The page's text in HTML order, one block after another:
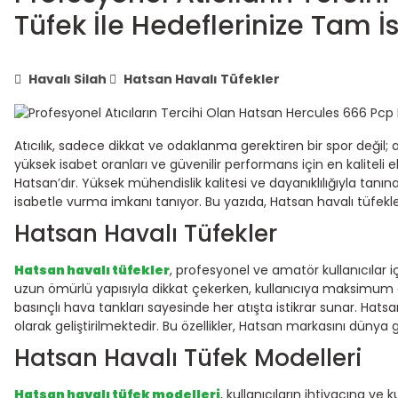
Tüfek İle Hedeflerinize Tam
Havalı Silah Hatsan Havalı Tüfekler
Atıcılık, sadece dikkat ve odaklanma gerektiren bir spor
yüksek isabet oranları ve güvenilir performans için en kaliteli
Hatsan’dır. Yüksek mühendislik kalitesi ve dayanıklılığıyla
isabetle vurma imkanı tanıyor. Bu yazıda, Hatsan havalı
Hatsan Havalı Tüfekler
Hatsan havalı tüfekler, profesyonel ve amatör
uzun ömürlü yapısıyla dikkat çekerken, kullanıcıya
basınçlı hava tankları sayesinde her atışta istikrar sunar.
olarak geliştirilmektedir. Bu özellikler, Hatsan markasını
Hatsan Havalı Tüfek Modelleri
Hatsan havalı tüfek modelleri, kullanıcıların ihtiyacına ve